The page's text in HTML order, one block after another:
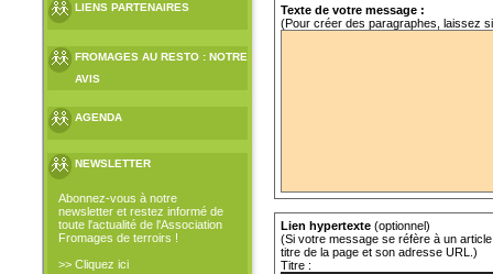
LIENS PARTENAIRES
FROMAGES AU RESTO : NOTRE
AVIS
AGENDA
NEWSLETTER
Abonnez-vous à notre
newsletter et restez informé de
toute l'actualité de l'Association
Fromages de terroirs !
>> Cliquez ici
Texte de votre message :
(Pour créer des paragraphes, laissez
Lien hypertexte (optionnel)
(Si votre message se réfère à un
titre de la page et son adresse URL.)
Titre :